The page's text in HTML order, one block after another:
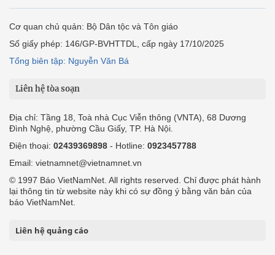
Cơ quan chủ quản: Bộ Dân tộc và Tôn giáo
Số giấy phép: 146/GP-BVHTTDL, cấp ngày 17/10/2025
Tổng biên tập: Nguyễn Văn Bá
Liên hệ tòa soạn
Địa chỉ: Tầng 18, Toà nhà Cục Viễn thông (VNTA), 68 Dương
Đình Nghệ, phường Cầu Giấy, TP. Hà Nội.
Điện thoại: 02439369898 - Hotline: 0923457788
Email: vietnamnet@vietnamnet.vn
© 1997 Báo VietNamNet. All rights reserved. Chỉ được phát hành
lại thông tin từ website này khi có sự đồng ý bằng văn bản của
báo VietNamNet.
Liên hệ quảng cáo